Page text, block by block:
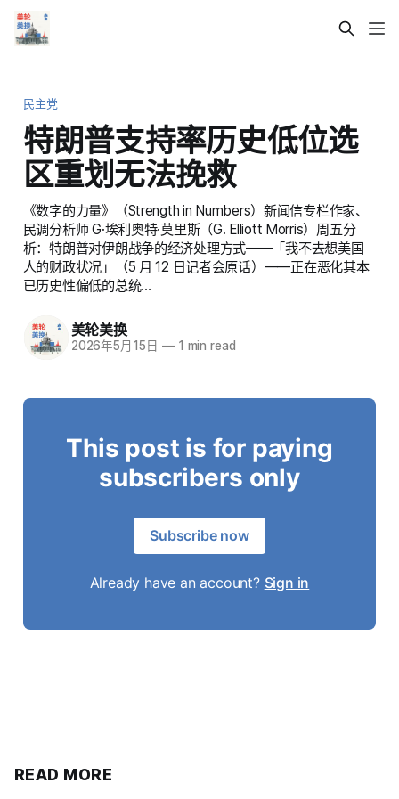
民主党
特朗普支持率历史低位选
区重划无法挽救
《数字的力量》（Strength in Numbers）新闻信专栏作家、
民调分析师 G·埃利奥特·莫里斯（G. Elliott Morris）周五分
析：特朗普对伊朗战争的经济处理方式——「我不去想美国
人的财政状况」（5 月 12 日记者会原话）——正在恶化其本
已历史性偏低的总统…
美轮美换
2026年5月15日 —1 min read
This post is for paying
subscribers only
Subscribe now
Already have an account? Sign in
READ MORE